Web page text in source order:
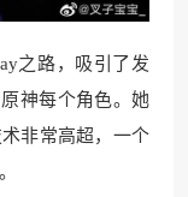
之路，吸引了发
神每个角色。她
非常高超，一个